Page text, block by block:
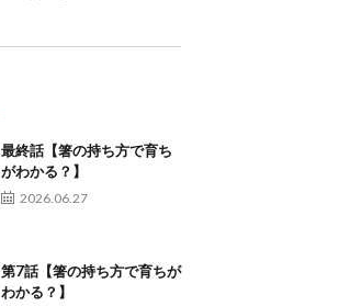
最終話【箸の持ち方で育ち
がわかる？】
2026.06.27
第7話【箸の持ち方で育ちが
わかる？】